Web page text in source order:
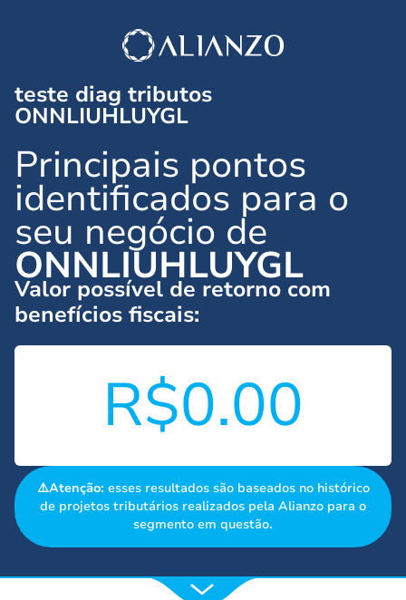
teste diag tributos
ONNLIUHLUYGL
Principais pontos
identificados para o
seu negócio de
ONNLIUHLUYGL
Valor possível de retorno com
benefícios fiscais:
R$0.00
⚠️Atenção: esses resultados são baseados no histórico
de projetos tributários realizados pela Alianzo para o
segmento em questão.